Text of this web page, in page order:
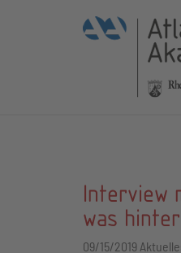
Interview
was
09/15/2019